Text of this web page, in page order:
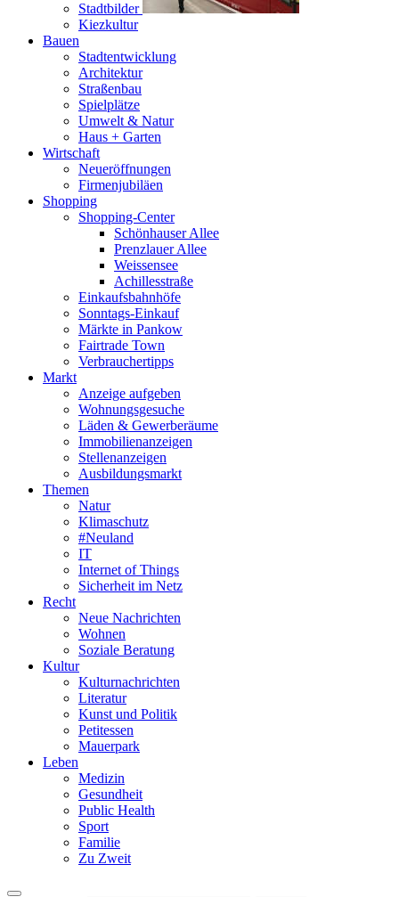
Stadtbilder
Kiezkultur
Bauen
Stadtentwicklung
Architektur
Straßenbau
Spielplätze
Umwelt & Natur
Haus + Garten
Wirtschaft
Neueröffnungen
Firmenjubiläen
Shopping
Shopping-Center
Schönhauser Allee
Prenzlauer Allee
Weissensee
Achillesstraße
Einkaufsbahnhöfe
Sonntags-Einkauf
Märkte in Pankow
Fairtrade Town
Verbrauchertipps
Markt
Anzeige aufgeben
Wohnungsgesuche
Läden & Gewerberäume
Immobilienanzeigen
Stellenanzeigen
Ausbildungsmarkt
Themen
Natur
Klimaschutz
#Neuland
IT
Internet of Things
Sicherheit im Netz
Recht
Neue Nachrichten
Wohnen
Soziale Beratung
Kultur
Kulturnachrichten
Literatur
Kunst und Politik
Petitessen
Mauerpark
Leben
Medizin
Gesundheit
Public Health
Sport
Familie
Zu Zweit